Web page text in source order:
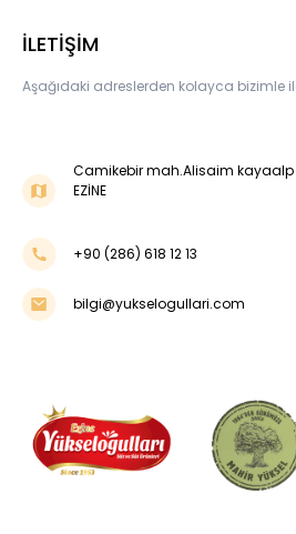
İLETİŞİM
Aşağıdaki adreslerden kolayca bizimle
Camikebir mah.Alisaim kayaalp
EZİNE
+90 (286) 618 12 13
bilgi@yukselogullari.com